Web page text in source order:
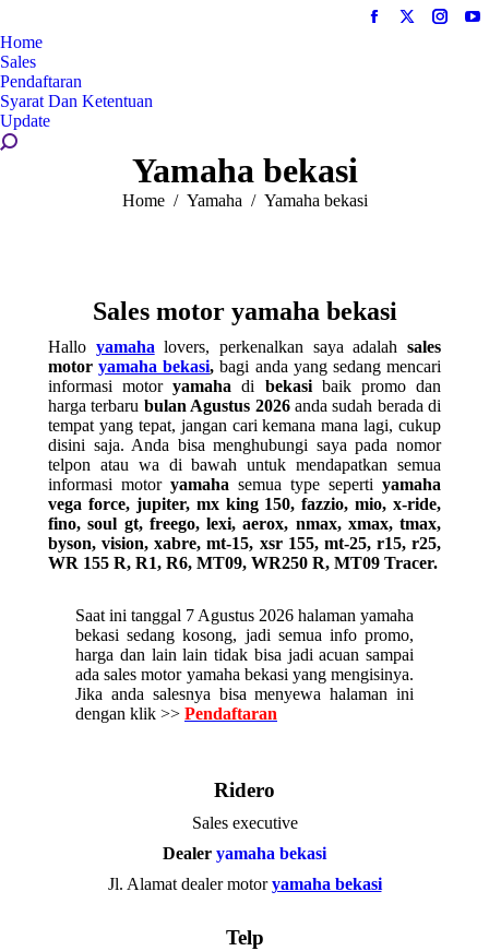
Facebook
X
Home
Sales
Pendaftaran
Syarat Dan Ketentuan
Update
Search:
Yamaha bekasi
You are here:
Home Yamaha Yamaha bekasi
Sales motor yamaha bekasi
Hallo yamaha lovers, perkenalkan saya adalahsales
motoryamaha bekasi,bagi anda yang sedang mencari
informasi motoryamaha di bekasibaik promo dan
harga terbaru bulan Agustus 2026 anda sudah berada di
tempat yang tepat, jangan cari kemana mana lagi, cukup
disini saja. Anda bisa menghubungi saya pada nomor
telpon atau wa di bawah untuk mendapatkan semua
informasi motor yamaha semua type seperti yamaha
vega force, jupiter, mx king 150, fazzio, mio, x-ride,
fino, soul gt, freego, lexi, aerox, nmax, xmax, tmax,
byson, vision, xabre, mt-15, xsr 155, mt-25, r15, r25,
WR 155 R, R1, R6, MT09, WR250 R, MT09 Tracer.
Saat ini tanggal 7 Agustus 2026 halaman yamaha
bekasi sedang kosong, jadi semua info promo,
harga dan lain lain tidak bisa jadi acuan sampai
ada sales motor yamaha bekasi yang mengisinya.
Jika anda salesnya bisa menyewa halaman ini
dengan klik >> Pendaftaran
Ridero
Sales executive
Dealer yamaha bekasi
Jl. Alamat dealer motoryamaha bekasi
Telp